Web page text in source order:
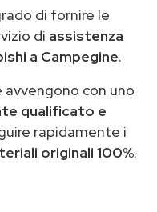
di fornire le
di assistenza
a Campegine.
con uno
qualificato e
rapidamente i
originali 100%.